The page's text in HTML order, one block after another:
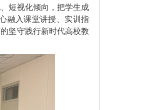
短视化倾向，把学生成
融入课堂讲授、实训指
坚守践行新时代高校教